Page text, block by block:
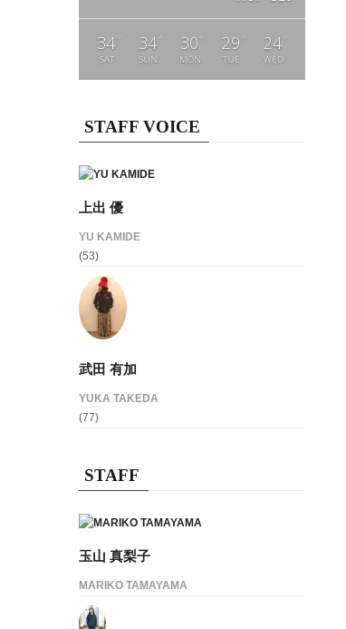
34°
SAT
34°
SUN
30 °
MON
29 °
TUE
24°
WED
STAFF VOICE
上出 優
YU KAMIDE
(53)
武田 有加
YUKA TAKEDA
(77)
STAFF
玉山 真梨子
MARIKO TAMAYAMA